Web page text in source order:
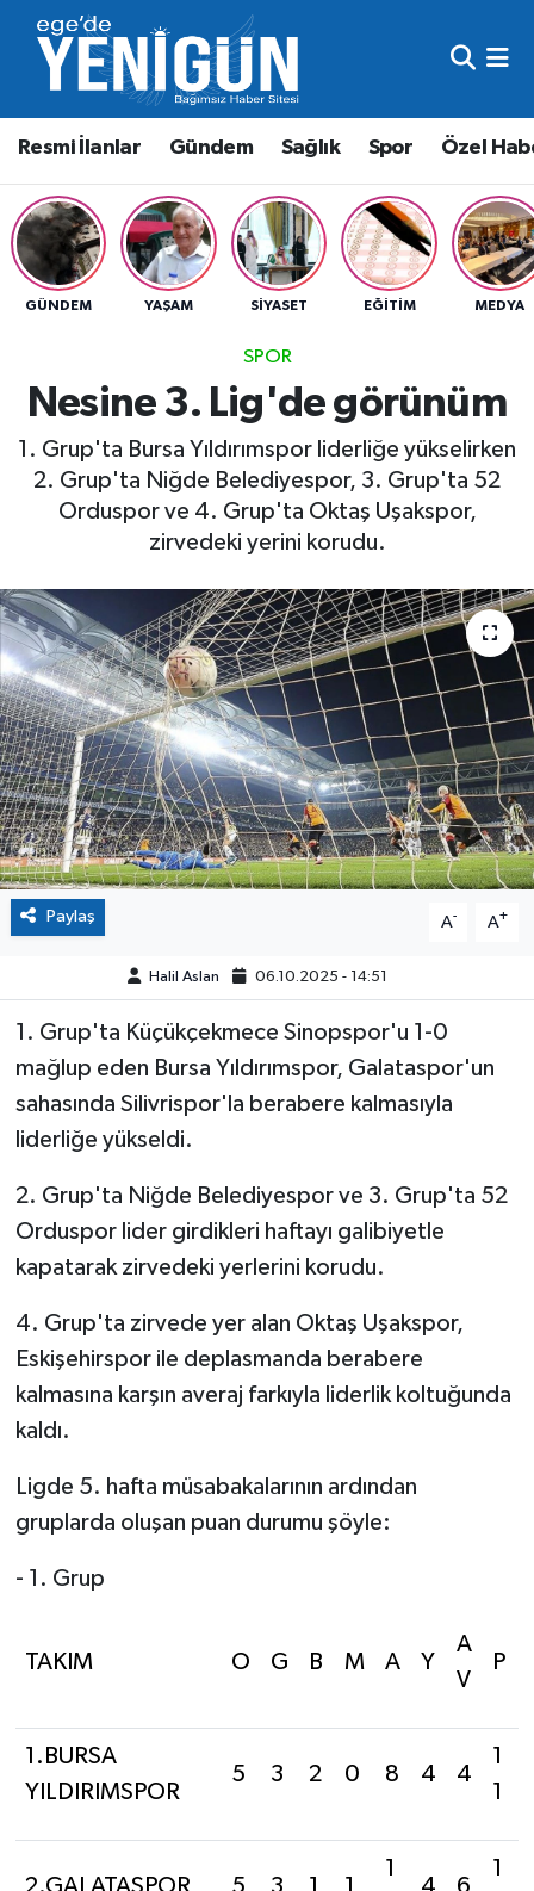
Resmi İlanlar Gündem Sağlık Spor Özel
GÜNDEM YAŞAM SIYASET EĞITIM MEDYA
SPOR
Nesine 3. Lig'de görünüm
1. Grup'ta Bursa Yıldırımspor liderliğe yükselirken
2. Grup'ta Niğde Belediyespor, 3. Grup'ta 52
Orduspor ve 4. Grup'ta Oktaş Uşakspor,
zirvedeki yerini korudu.
Paylaş A- A+
Halil Aslan 06.10.2025 - 14:51
1. Grup'ta Küçükçekmece Sinopspor'u 1-0
mağlup eden Bursa Yıldırımspor, Galataspor'un
sahasında Silivrispor'la berabere kalmasıyla
liderliğe yükseldi.
2. Grup'ta Niğde Belediyespor ve 3. Grup'ta 52
Orduspor lider girdikleri haftayı galibiyetle
kapatarak zirvedeki yerlerini korudu.
4. Grup'ta zirvede yer alan Oktaş Uşakspor,
Eskişehirspor ile deplasmanda berabere
kalmasına karşın averaj farkıyla liderlik koltuğunda
kaldı.
Ligde 5. hafta müsabakalarının ardından
gruplarda oluşan puan durumu şöyle:
- 1. Grup
TAKIM O G B M A Y
A
V
P
1.BURSA
YILDIRIMSPOR
5 3 2 0 8 4 4
1
1
1
1
Resmi İlanlar
Gündem
Sağlık
Spor
Beyoğlu Nöbetçi Eczaneler
Beyoğlu Hava Durumu
Beyoğlu Trafik Yoğunluk Haritası
Süper Lig Puan Durumu ve Fikstür
Son Dakika Haberleri
Haber Arşivi